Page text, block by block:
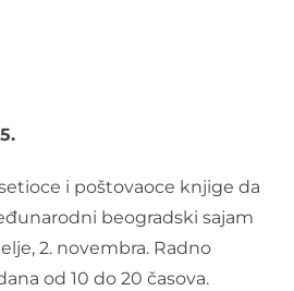
i poštovaoce knjige da
beogradski sajam
2. novembra. Radno
od 10 do 20 časova.